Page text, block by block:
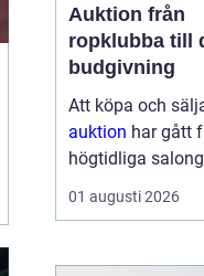
Auktion från
ropklubba till
budgivning
Att köpa och
auktion har gått
högtidliga
ropande utropare
snabba klick på
har förändrats,
01 augusti 2026